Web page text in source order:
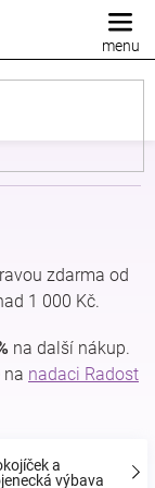
zdarma od
1 000 Kč.
na další nákup.
na nadaci Radost
a
výbava